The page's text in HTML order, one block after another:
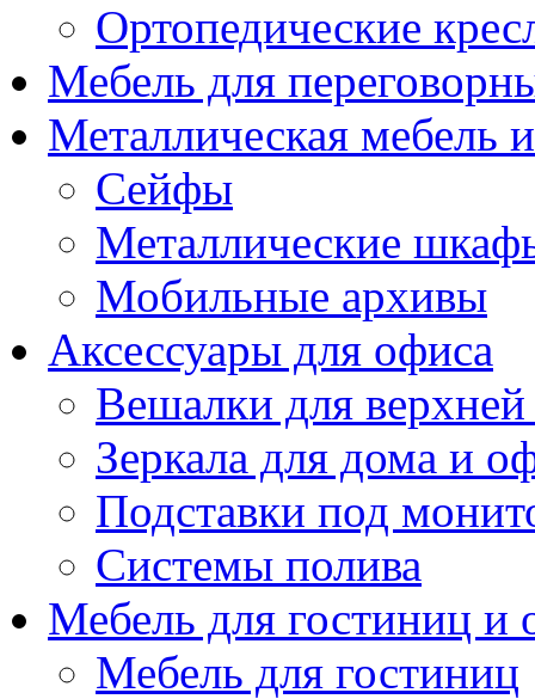
Ортопедические
Мебель для
Металлическая мебель
Сейфы
Металлические
Мобильные архивы
Аксессуары для офиса
Вешалки для
Зеркала для дома и
Подставки под
Системы полива
Мебель для гостиниц
Мебель для гостиниц